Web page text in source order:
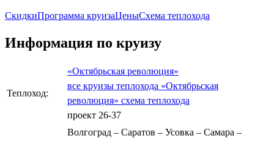
СкидкиПрограмма круизаЦеныСхема теплохода
Информация по круизу
Теплоход:
«Октябрьская революция»
все круизы теплохода «Октябрьская
революция» схема теплохода
проект 26-37
Волгоград – Саратов – Усовка – Самара –